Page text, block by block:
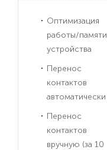
Оптимизация
работы/памяти
устройства
Перенос
контактов
автоматически
Перенос
контактов
вручную (за 10